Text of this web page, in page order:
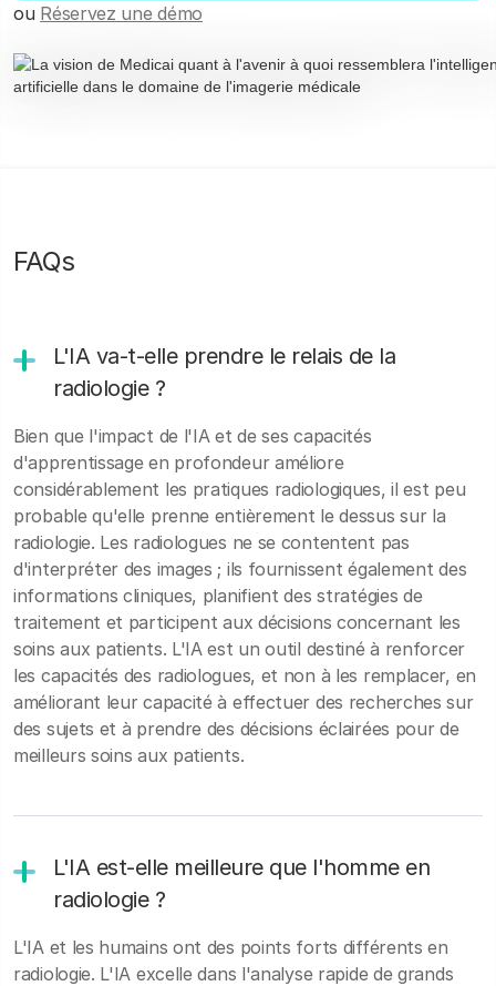
ou Réservez une démo
FAQs
L'IA va-t-elle prendre le relais de la
radiologie ?
Bien que l'impact de l'IA et de ses capacités
d'apprentissage en profondeur améliore
considérablement les pratiques radiologiques, il est peu
probable qu'elle prenne entièrement le dessus sur la
radiologie. Les radiologues ne se contentent pas
d'interpréter des images ; ils fournissent également des
informations cliniques, planifient des stratégies de
traitement et participent aux décisions concernant les
soins aux patients. L'IA est un outil destiné à renforcer
les capacités des radiologues, et non à les remplacer, en
améliorant leur capacité à effectuer des recherches sur
des sujets et à prendre des décisions éclairées pour de
meilleurs soins aux patients.
L'IA est-elle meilleure que l'homme en
radiologie ?
L'IA et les humains ont des points forts différents en
radiologie. L'IA excelle dans l'analyse rapide de grands